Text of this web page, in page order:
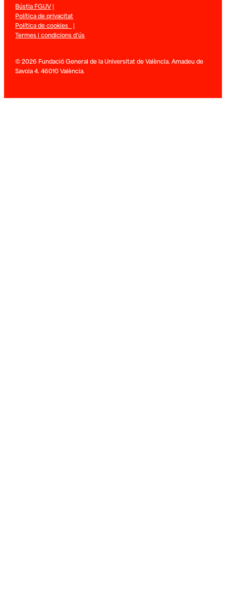
Bústia FGUV|
Política de privacitat
Política de cookies |
Termes i condicions d’ús
© 2026 Fundació General de la Universitat de València. Amadeu de
Savoia 4. 46010 València.